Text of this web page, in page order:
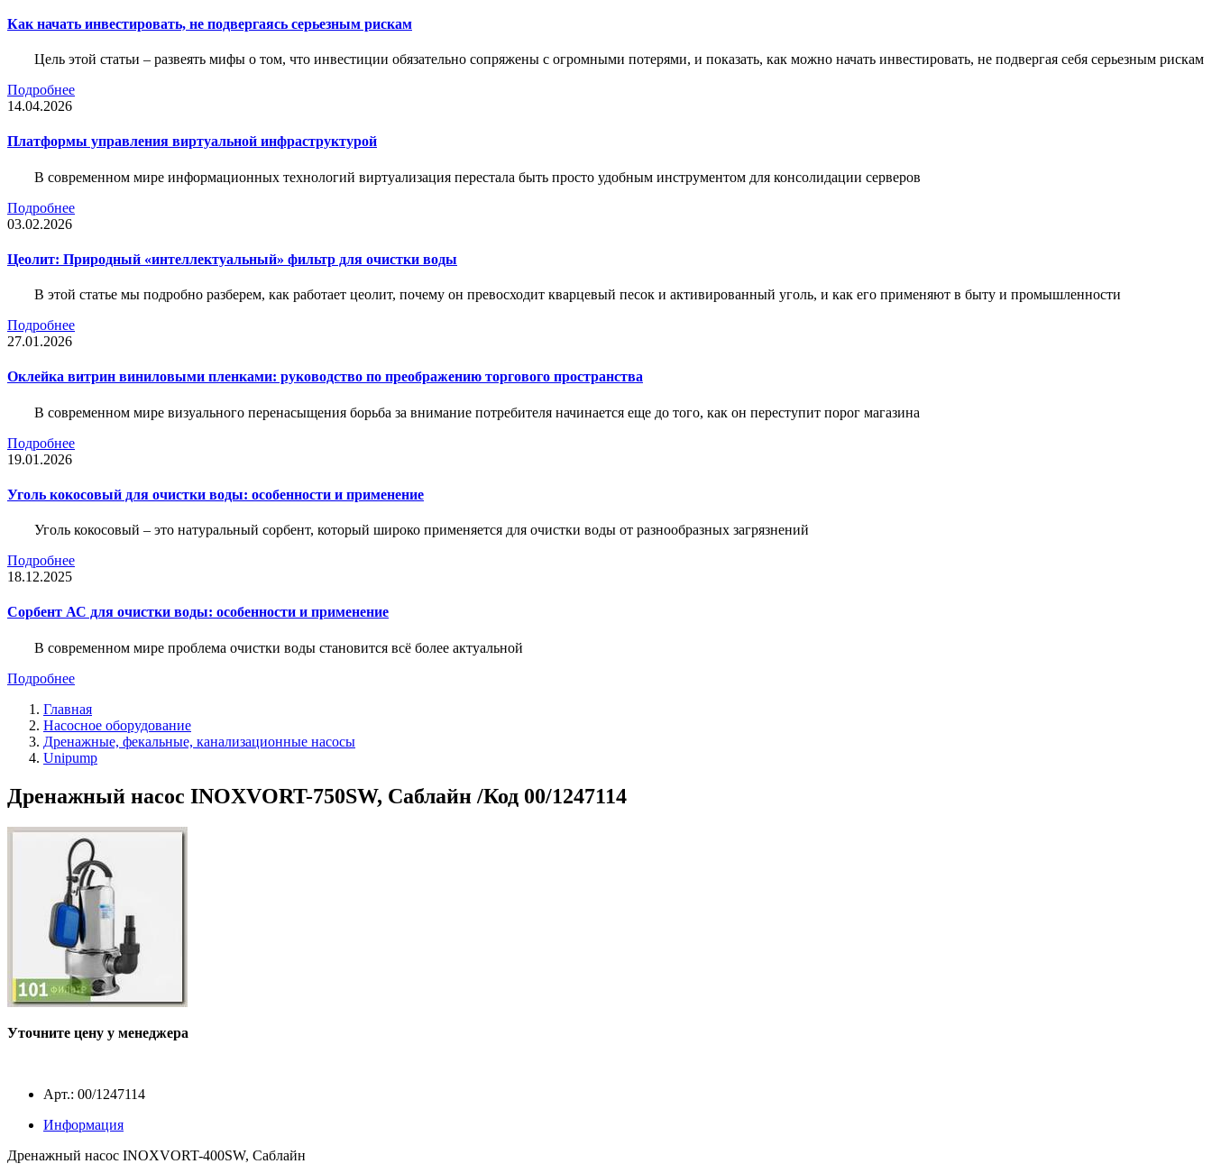
Как начать инвестировать, не подвергаясь серьезным рискам
Цель этой статьи – развеять мифы о том, что инвестиции обязательно сопряжены с огромными потерями, и показать, как можно начать инвестировать, не подвергая себя серьезным рискам
Подробнее
14.04.2026
Платформы управления виртуальной инфраструктурой
В современном мире информационных технологий виртуализация перестала быть просто удобным инструментом для консолидации серверов
Подробнее
03.02.2026
Цеолит: Природный «интеллектуальный» фильтр для очистки воды
В этой статье мы подробно разберем, как работает цеолит, почему он превосходит кварцевый песок и активированный уголь, и как его применяют в быту и промышленности
Подробнее
27.01.2026
Оклейка витрин виниловыми пленками: руководство по преображению торгового пространства
В современном мире визуального перенасыщения борьба за внимание потребителя начинается еще до того, как он переступит порог магазина
Подробнее
19.01.2026
Уголь кокосовый для очистки воды: особенности и применение
Уголь кокосовый – это натуральный сорбент, который широко применяется для очистки воды от разнообразных загрязнений
Подробнее
18.12.2025
Сорбент АС для очистки воды: особенности и применение
В современном мире проблема очистки воды становится всё более актуальной
Подробнее
Главная
Насосное оборудование
Дренажные, фекальные, канализационные насосы
Unipump
Дренажный насос INOXVORT-750SW, Саблайн /Код 00/1247114
Уточните цену у менеджера
Арт.: 00/1247114
Информация
Дренажный насос INOXVORT-400SW, Саблайн